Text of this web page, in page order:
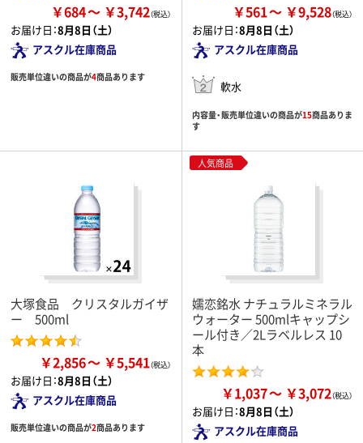
￥684 ￥3,742
お届け日：8月8日（土）
アスクル在庫商品
販売単位違いの商品が4商品あります
￥561 ￥9,528
お届け日：8月8日（土）
アスクル在庫商品
軟水
内容量・販売単位違いの商品が15商品ありま
す
大塚食品 クリスタルガイザ
ー 500ml
￥2,856 ￥5,541
お届け日：8月8日（土）
アスクル在庫商品
販売単位違いの商品が2商品あります
人気商品
嬬恋銘水 ナチュラルミネラル
ウォーター 500mlキャップシ
ール付き／2Lラベルレス 10
本
￥1,037 ￥3,072
お届け日：8月8日（土）
アスクル在庫商品